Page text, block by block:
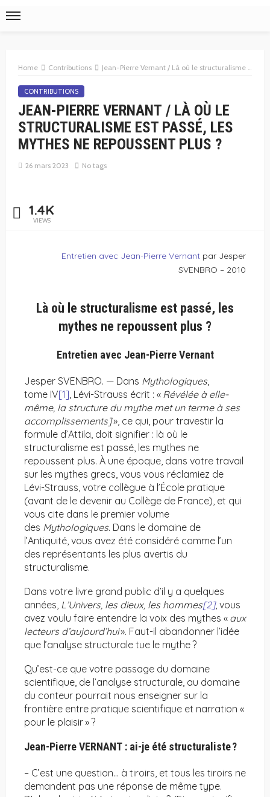
Home Contributions Jean-Pierre Vernant / Là où le structuralisme est passé, les mythes ne repoussent plus ?
CONTRIBUTIONS
JEAN-PIERRE VERNANT / LÀ OÙ LE
STRUCTURALISME EST PASSÉ, LES
MYTHES NE REPOUSSENT PLUS ?
26 mars 2023 No tags
1.4K
VIEWS
Entretien avec Jean-Pierre Vernant par Jesper
SVENBRO – 2010
Là où le structuralisme est passé, les
mythes ne repoussent plus ?
Entretien avec Jean-Pierre Vernant
Jesper SVENBRO. — Dans Mythologiques,
tome IV[1], Lévi-Strauss écrit : « Révélée à elle-
même, la structure du mythe met un terme à ses
accomplissements]», ce qui, pour travestir la
formule d’Attila, doit signifier : là où le
structuralisme est passé, les mythes ne
repoussent plus. À une époque, dans votre travail
sur les mythes grecs, vous vous réclamiez de
Lévi-Strauss, votre collègue à l’École pratique
(avant de le devenir au Collège de France), et qui
vous cite dans le premier volume
des Mythologiques. Dans le domaine de
l’Antiquité, vous avez été considéré comme l’un
des représentants les plus avertis du
structuralisme.
Dans votre livre grand public d’il y a quelques
années, L’Univers, les dieux, les hommes[2], vous
avez voulu faire entendre la voix des mythes « aux
lecteurs d’aujourd’hui». Faut-il abandonner l’idée
que l’analyse structurale tue le mythe ?
Qu’est-ce que votre passage du domaine
scientifique, de l’analyse structurale, au domaine
du conteur pourrait nous enseigner sur la
frontière entre pratique scientifique et narration «
pour le plaisir » ?
Jean-Pierre VERNANT : ai-je été structuraliste ?
– C’est une question… à tiroirs, et tous les tiroirs ne
demandent pas une réponse de même type.